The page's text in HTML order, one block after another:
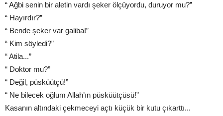
“ Ağbi senin bir aletin vardı şeker ölçüyordu, duruyor mu?”
“ Hayırdır?”
“ Bende şeker var galiba!”
“ Kim söyledi?”
“ Atila...”
“ Doktor mu?”
“ Değil, püsküütçü!”
“ Ne bilecek oğlum Allah’ın püsküütçüsü!”
Kasanın altındaki çekmeceyi açtı küçük bir kutu çıkarttı...